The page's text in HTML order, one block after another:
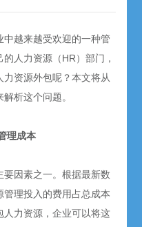
中越来越受欢迎的一种管
人力资源（HR）部门，
资源外包呢？本文将从
析这个问题。
理成本
因素之一。根据最新数
理投入的费用占总成本
人力资源，企业可以将这